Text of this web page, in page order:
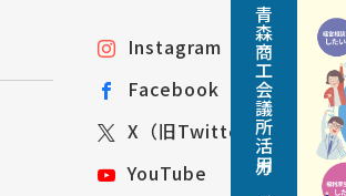
青森商工会議所活用ガイド
Instagram
Facebook
X（旧Twitter）
YouTube